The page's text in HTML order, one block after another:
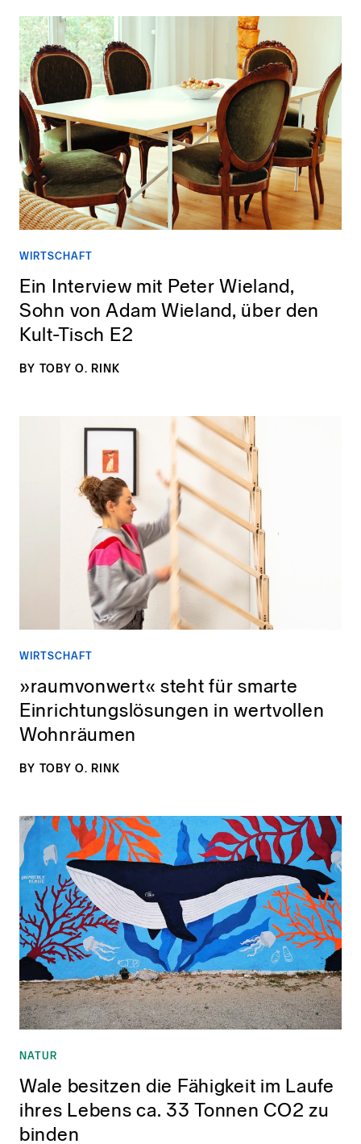
WIRTSCHAFT
Ein Interview mit Peter Wieland,
Sohn von Adam Wieland, über den
Kult-Tisch E2
BY TOBY O. RINK
WIRTSCHAFT
»raumvonwert« steht für smarte
Einrichtungslösungen in wertvollen
Wohnräumen
BY TOBY O. RINK
NATUR
Wale besitzen die Fähigkeit im Laufe
ihres Lebens ca. 33 Tonnen CO2 zu
binden